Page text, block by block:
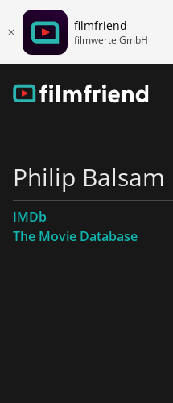
filmfriend
filmwerte GmbH
Philip Balsam
IMDb
The Movie Database